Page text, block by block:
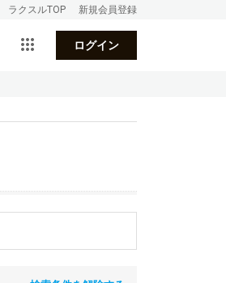
ラクスルTOP 新規会員登録
ログイン